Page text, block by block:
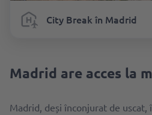
City Break în Madrid
Madrid are acces la
Madrid, deși înconjurat de